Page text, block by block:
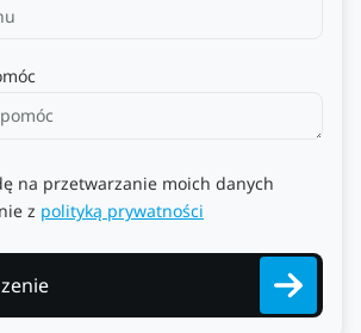
na przetwarzanie moich danych
z polityką prywatności